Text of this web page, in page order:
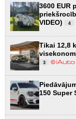
3600 EUR
VIDEO)
4
Tikai 12,8
3
150 Super